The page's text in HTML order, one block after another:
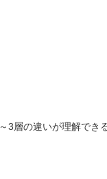
3層の違いが理解でき